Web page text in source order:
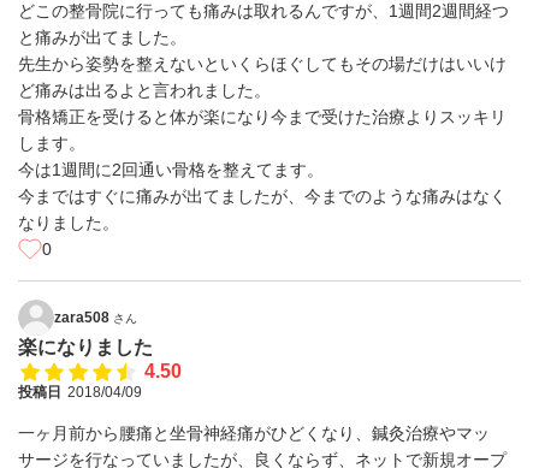
どこの整骨院に行っても痛みは取れるんですが、1週間2週間経つ
と痛みが出てました。
先生から姿勢を整えないといくらほぐしてもその場だけはいいけ
ど痛みは出るよと言われました。
骨格矯正を受けると体が楽になり今まで受けた治療よりスッキリ
します。
今は1週間に2回通い骨格を整えてます。
今まではすぐに痛みが出てましたが、今までのような痛みはなく
なりました。
0
zara508 さん
楽になりました
4.50
投稿日 2018/04/09
一ヶ月前から腰痛と坐骨神経痛がひどくなり、鍼灸治療やマッ
サージを行なっていましたが、良くならず、ネットで新規オープ